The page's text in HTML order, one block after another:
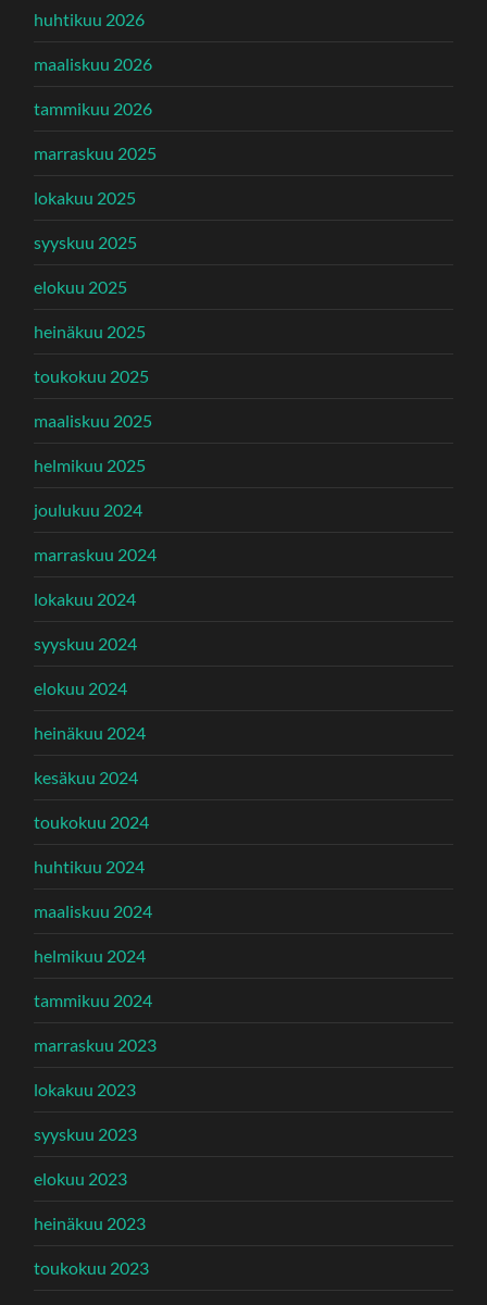
huhtikuu 2026
maaliskuu 2026
tammikuu 2026
marraskuu 2025
lokakuu 2025
syyskuu 2025
elokuu 2025
heinäkuu 2025
toukokuu 2025
maaliskuu 2025
helmikuu 2025
joulukuu 2024
marraskuu 2024
lokakuu 2024
syyskuu 2024
elokuu 2024
heinäkuu 2024
kesäkuu 2024
toukokuu 2024
huhtikuu 2024
maaliskuu 2024
helmikuu 2024
tammikuu 2024
marraskuu 2023
lokakuu 2023
syyskuu 2023
elokuu 2023
heinäkuu 2023
toukokuu 2023